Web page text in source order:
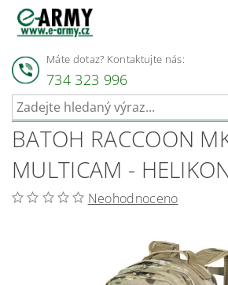
Máte dotaz? Kontaktujte nás:
734 323 996
BATOH RACCOON
MULTICAM -
Neohodnoceno